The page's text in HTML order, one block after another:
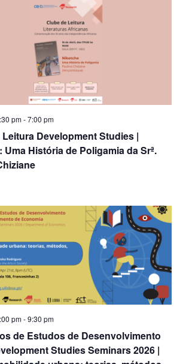
pm-7:00 pm
Development Studies |
Uma História de Poligamia da Srª.
pm-9:30 pm
de Estudos de Desenvolvimento
Studies Seminars 2026 |